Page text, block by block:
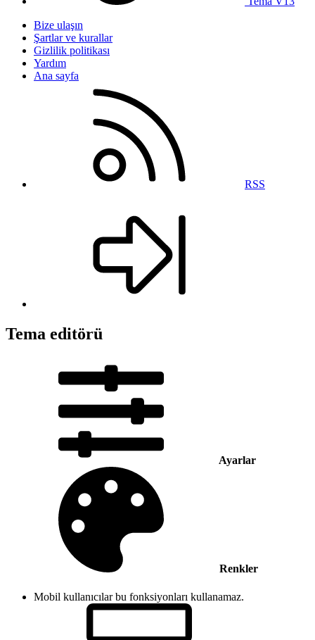
Bize ulaşın
Şartlar ve kurallar
Gizlilik politikası
Yardım
Ana sayfa
RSS
Tema editörü
Ayarlar
Renkler
Mobil kullanıcılar bu fonksiyonları kullanamaz.